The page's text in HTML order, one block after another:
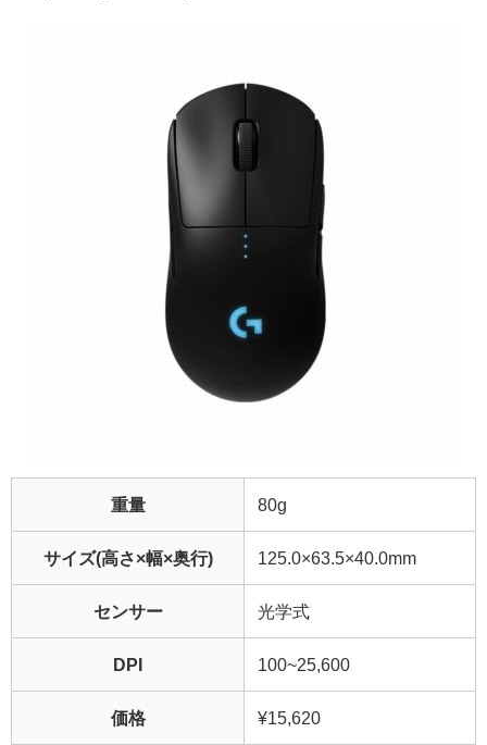
重量 80g
サイズ(高さ×幅×奥行) 125.0×63.5×40.0mm
センサー 光学式
DPI 100~25,600
価格 ¥15,620